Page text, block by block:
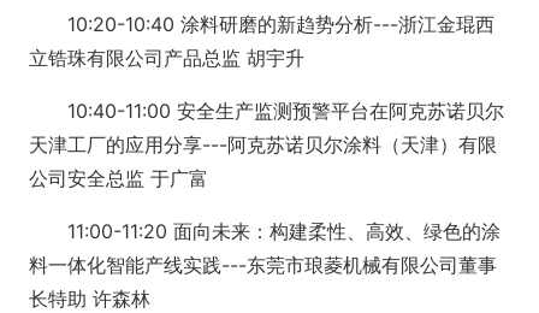
10:20-10:40 涂料研磨的新趋势分析---浙江金琨西
立锆珠有限公司产品总监 胡宇升
10:40-11:00 安全生产监测预警平台在阿克苏诺贝尔
天津工厂的应用分享---阿克苏诺贝尔涂料（天津）有限
公司安全总监 于广富
11:00-11:20 面向未来：构建柔性、高效、绿色的涂
料一体化智能产线实践---东莞市琅菱机械有限公司董事
长特助 许森林